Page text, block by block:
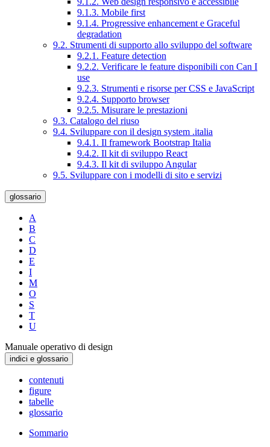
9.1.3. Mobile first
9.1.4. Progressive enhancement e Graceful
degradation
9.2. Strumenti di supporto allo sviluppo del software
9.2.1. Feature detection
9.2.2. Verificare le feature disponibili con Can I
use
9.2.3. Strumenti e risorse per CSS e JavaScript
9.2.4. Supporto browser
9.2.5. Misurare le prestazioni
9.3. Catalogo del riuso
9.4. Sviluppare con il design system .italia
9.4.1. Il framework Bootstrap Italia
9.4.2. Il kit di sviluppo React
9.4.3. Il kit di sviluppo Angular
9.5. Sviluppare con i modelli di sito e servizi
glossario
A
B
C
D
E
I
M
O
S
T
U
Manuale operativo di design
indici e glossario
contenuti
figure
tabelle
glossario
Sommario